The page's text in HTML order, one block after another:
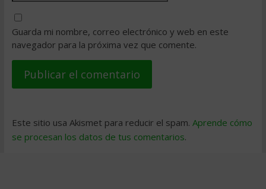
Guarda mi nombre, correo electrónico y web en este
navegador para la próxima vez que comente.
Este sitio usa Akismet para reducir el spam. Aprende cómo
se procesan los datos de tus comentarios.